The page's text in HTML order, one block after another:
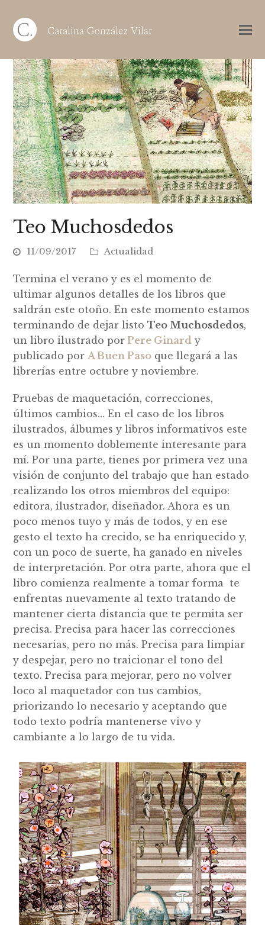
Teo Muchosdedos
11/09/2017 Actualidad
Termina el verano y es el momento de
ultimar algunos detalles de los libros que
saldrán este otoño. En este momento estamos
terminando de dejar listoTeo Muchosdedos,
un libro ilustrado por Pere Ginard y
publicado por A Buen Paso que llegará a las
librerías entre octubre y noviembre.
Pruebas de maquetación, correcciones,
últimos cambios… En el caso de los libros
ilustrados, álbumes y libros informativos este
es un momento doblemente interesante para
mí. Por una parte, tienes por primera vez una
visión de conjunto del trabajo que han estado
realizando los otros miembros del equipo:
editora, ilustrador, diseñador. Ahora es un
poco menos tuyo y más de todos, y en ese
gesto el texto ha crecido, se ha enriquecido y,
con un poco de suerte, ha ganado en niveles
de interpretación. Por otra parte, ahora que el
libro comienza realmente a tomar forma te
enfrentas nuevamente al texto tratando de
mantener cierta distancia que te permita ser
precisa. Precisa para hacer las correcciones
necesarias, pero no más. Precisa para limpiar
y despejar, pero no traicionar el tono del
texto. Precisa para mejorar, pero no volver
loco al maquetador con tus cambios,
priorizando lo necesario y aceptando que
todo texto podría mantenerse vivo y
cambiante a lo largo de tu vida.